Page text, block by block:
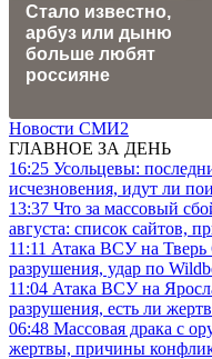
Стало известно,
арбуз или дыню
больше любят
россияне
Новости СМИ2
ГЛАВНОЕ ЗА ДЕНЬ
16:25 Усольцевы:
исчезновения, идут ли
13:37 Что за массовый
августа: список сайтов,
11:11 Атака ВСУ на Тверь
разрушения, удар по
11:04 Атака ВСУ на
разрушения, есть ли
06:48 Массовая драка с
жертвы, причины